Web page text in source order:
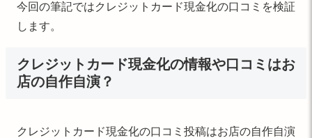
今回の筆記ではクレジットカード現金化の口コミを検証
します。
クレジットカード現金化の情報や口コミはお
店の自作自演？
クレジットカード現金化の口コミ投稿はお店の自作自演